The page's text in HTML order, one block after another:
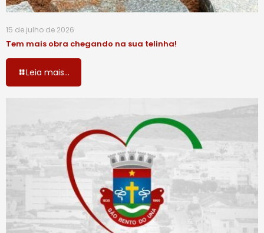
15 de julho de 2026
Tem mais obra chegando na sua telinha!
Leia mais...